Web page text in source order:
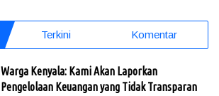
Terkini Komentar
Warga Kenyala: Kami Akan Laporkan
Pengelolaan Keuangan yang Tidak Transparan